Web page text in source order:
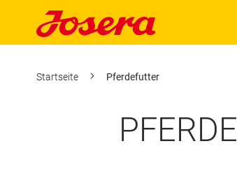
Startseite Pferdefutter